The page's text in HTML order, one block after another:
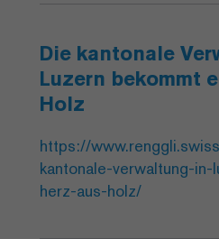
Die kantonale
Luzern bekommt
Holz
https://
kantonale-verwaltung-
herz-aus-holz/